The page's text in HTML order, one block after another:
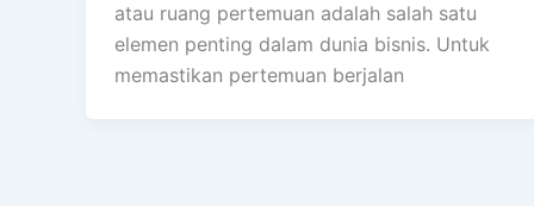
atau ruang pertemuan adalah salah satu
elemen penting dalam dunia bisnis. Untuk
memastikan pertemuan berjalan